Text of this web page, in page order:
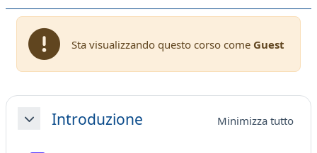
Sta visualizzando questo corso come Guest
Schema della sezione
MinimizzaIntroduzione Minimizza tutto